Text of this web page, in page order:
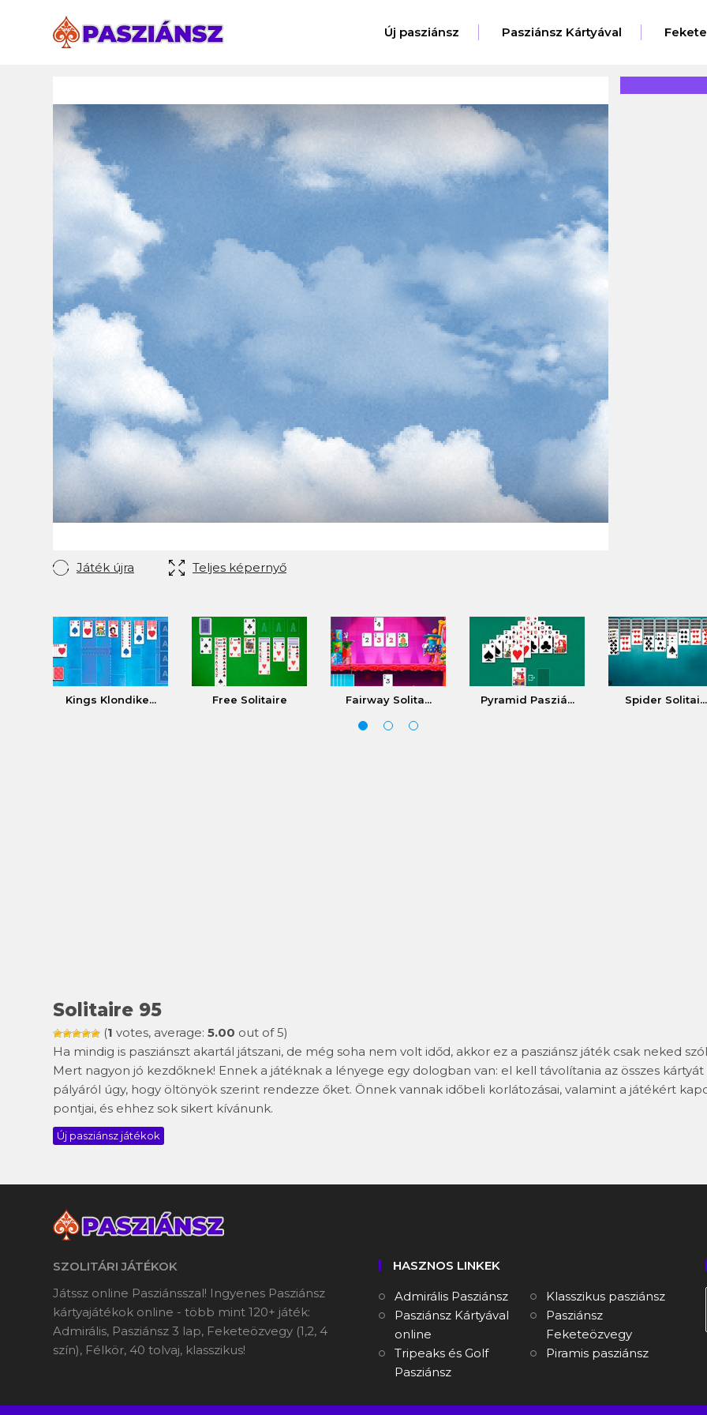
Új pasziánsz Pasziánsz Kártyával
Játék újra Teljes képernyő
Kings Klondike... Free Solitaire Fairway Solita... Pyramid Pasziá... Spider Solitai...
Solitaire 95
(1 votes, average: 5.00 out of 5)
Ha mindig is pasziánszt akartál játszani, de még soha nem volt időd, akkor ez a pasziánsz játék csak neked
Mert nagyon jó kezdőknek! Ennek a játéknak a lényege egy dologban van: el kell távolítania az összes kártyát
pályáról úgy, hogy öltönyök szerint rendezze őket. Önnek vannak időbeli korlátozásai, valamint a játékért
pontjai, és ehhez sok sikert kívánunk.
Új pasziánsz játékok
SZOLITÁRI JÁTÉKOK
Játssz online Pasziánsszal! Ingyenes Pasziánsz
kártyajátékok online - több mint 120+ játék:
Admirális, Pasziánsz 3 lap, Feketeözvegy (1,2, 4
szín), Félkör, 40 tolvaj, klasszikus!
HASZNOS LINKEK
Admirális Pasziánsz
Klasszikus pasziánsz
Pasziánsz Kártyával
online
Pasziánsz
Feketeözvegy
Tripeaks és Golf
Pasziánsz
Piramis pasziánsz